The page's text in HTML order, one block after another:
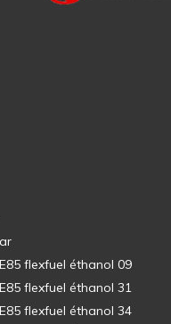
flexfuel éthanol 09
flexfuel éthanol 31
flexfuel éthanol 34